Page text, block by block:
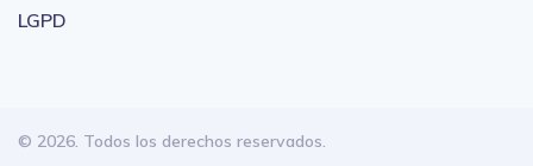
LGPD
© 2026. Todos los derechos reservados.